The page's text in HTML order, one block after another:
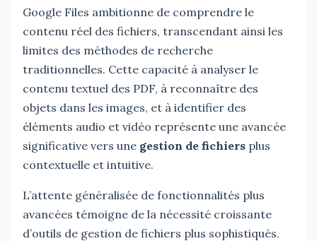
Google Files ambitionne de comprendre le
contenu réel des fichiers, transcendant ainsi les
limites des méthodes de recherche
traditionnelles. Cette capacité à analyser le
contenu textuel des PDF, à reconnaître des
objets dans les images, et à identifier des
éléments audio et vidéo représente une avancée
significative vers une gestion de fichiers plus
contextuelle et intuitive.
L’attente généralisée de fonctionnalités plus
avancées témoigne de la nécessité croissante
d’outils de gestion de fichiers plus sophistiqués.